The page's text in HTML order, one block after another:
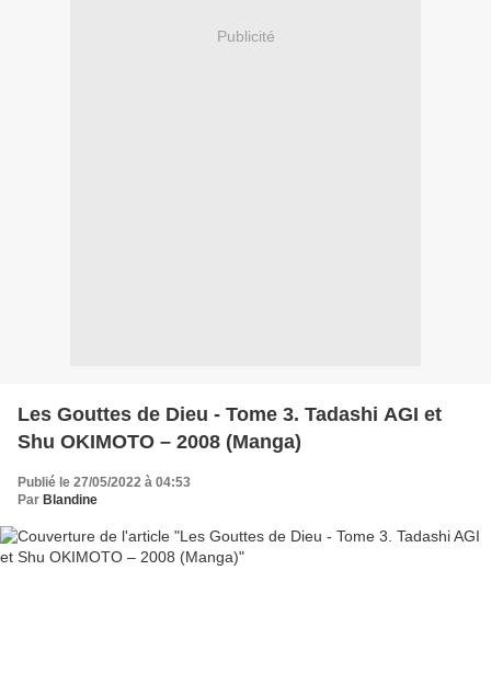
Publicité
Les Gouttes de Dieu - Tome 3. Tadashi AGI et
Shu OKIMOTO – 2008 (Manga)
Publié le 27/05/2022 à 04:53
Par Blandine